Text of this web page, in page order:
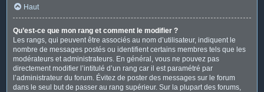
Haut
Qu’est-ce que mon rang et comment le modifier ?
Les rangs, qui peuvent être associés au nom d’utilisateur, indiquent le
nombre de messages postés ou identifient certains membres tels que les
modérateurs et administrateurs. En général, vous ne pouvez pas
directement modifier l’intitulé d’un rang car il est paramétré par
l’administrateur du forum. Évitez de poster des messages sur le forum
dans le seul but de passer au rang supérieur. Sur la plupart des forums,